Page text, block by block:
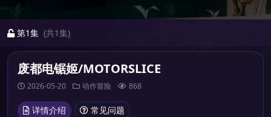
第1集 (共1集)
废都电锯姬/MOTORSLICE
2026-05-20 动作冒险 868
详情介绍 常见问题